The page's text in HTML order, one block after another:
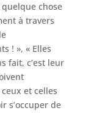
chose
à travers
! », « Elles
fait, c’est leur
et celles
s’occuper de